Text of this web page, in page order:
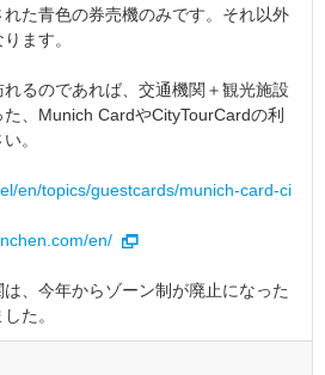
た青色の券売機のみです。それ以外
ます。
るのであれば、交通機関＋観光施設
、Munich CardやCityTourCardの利
。
en/topics/guestcards/munich-card-ci
en/
、今年からゾーン制が廃止になった
た。